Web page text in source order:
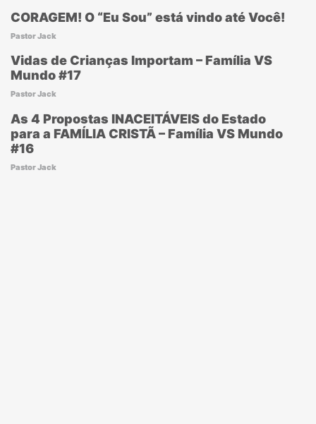
CORAGEM! O “Eu Sou” está vindo até Você!
Pastor Jack
Vidas de Crianças Importam – Família VS
Mundo #17
Pastor Jack
As 4 Propostas INACEITÁVEIS do Estado
para a FAMÍLIA CRISTÃ – Família VS Mundo
#16
Pastor Jack